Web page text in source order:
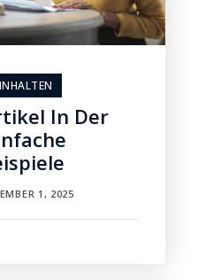
In Der
1, 2025